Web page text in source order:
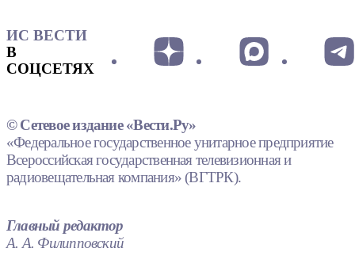
ИС ВЕСТИ
В
СОЦСЕТЯХ
© Сетевое издание «Вести.Ру»
«Федеральное государственное унитарное предприятие
Всероссийская государственная телевизионная и
радиовещательная компания» (ВГТРК).
Главный редактор
А. А. Филипповский